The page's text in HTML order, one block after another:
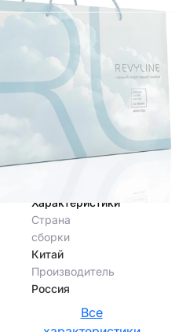
Купить в
приложении
со скидкой
Цвет
Характеристики
Страна
сборки
Китай
Производитель
Россия
Все